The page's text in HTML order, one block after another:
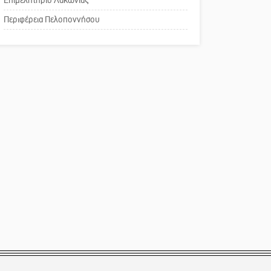
Το δικό σας σχόλιο:
Παράδειγμα κοινωνικής
Περιφέρεια Πελοποννήσου